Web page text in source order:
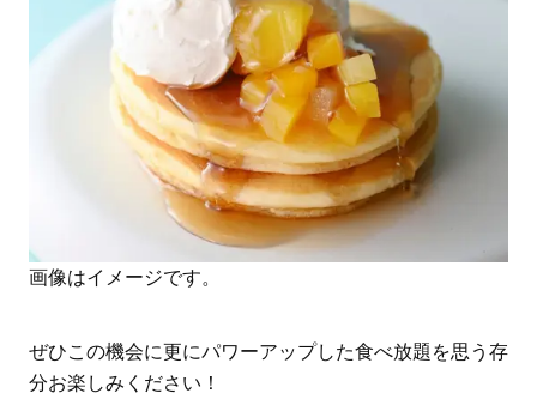
画像はイメージです。
ぜひこの機会に更にパワーアップした食べ放題を思う存
分お楽しみください！